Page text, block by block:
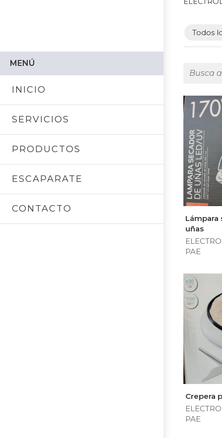
MENÚ
INICIO
SERVICIOS
PRODUCTOS
ESCAPARATE
CONTACTO
Todos
Lámpara
uñas
PAE
Crepera
PAE